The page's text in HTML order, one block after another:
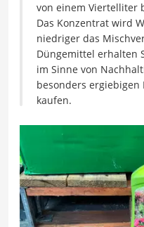
von einem Viertelliter
Das Konzentrat wird
niedriger das
Düngemittel erhalten
im Sinne von
besonders ergiebigen
kaufen.